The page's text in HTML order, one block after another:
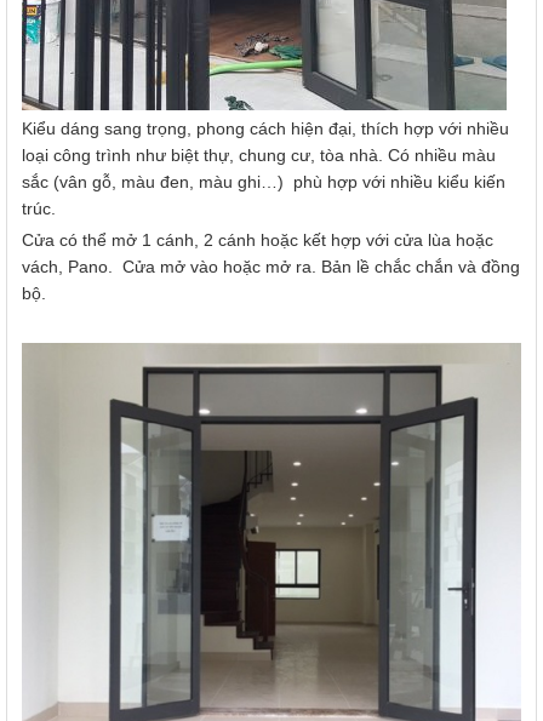
Kiểu dáng sang trọng, phong cách hiện đại, thích hợp với nhiều
loại công trình như biệt thự, chung cư, tòa nhà. Có nhiều màu
sắc (vân gỗ, màu đen, màu ghi…) phù hợp với nhiều kiểu kiến
trúc.
Cửa có thể mở 1 cánh, 2 cánh hoặc kết hợp với cửa lùa hoặc
vách, Pano. Cửa mở vào hoặc mở ra. Bản lề chắc chắn và đồng
bộ.